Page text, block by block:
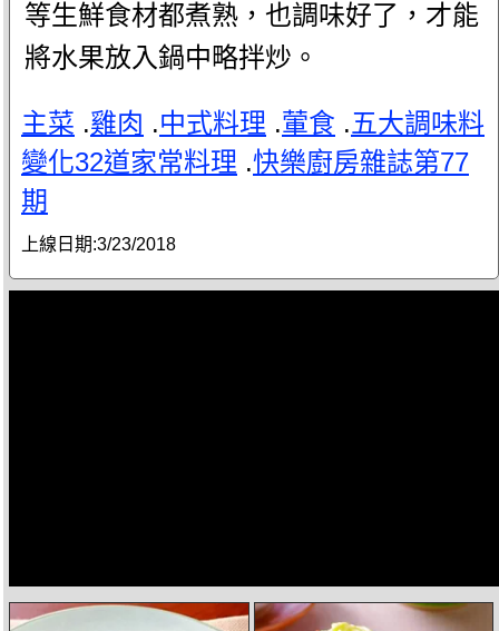
等生鮮食材都煮熟，也調味好了，才能
將水果放入鍋中略拌炒。
主菜 .雞肉 .中式料理 .葷食 .五大調味料
變化32道家常料理 .快樂廚房雜誌第77
期
上線日期:3/23/2018